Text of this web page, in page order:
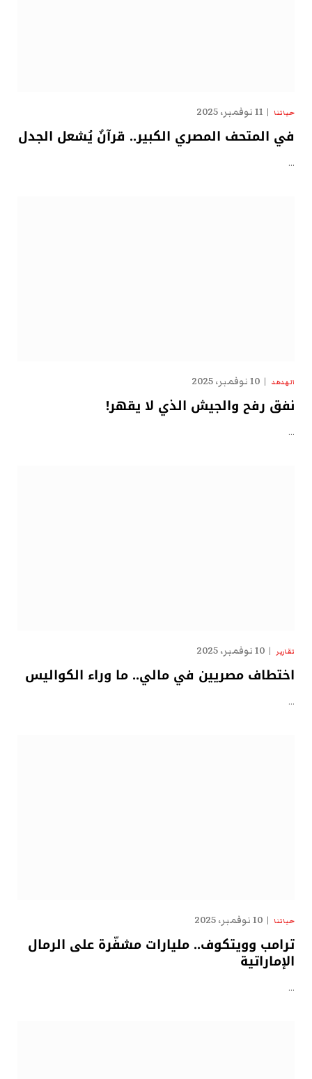
حياتنا 11 نوفمبر، 2025
في المتحف المصري الكبير.. قرآنٌ يُشعل الجدل
…
الهدهد 10 نوفمبر، 2025
نفق رفح والجيش الذي لا يقهر!
…
تقارير 10 نوفمبر، 2025
اختطاف مصريين في مالي.. ما وراء الكواليس
…
حياتنا 10 نوفمبر، 2025
ترامب وويتكوف.. مليارات مشفّرة على الرمال
الإماراتية
…